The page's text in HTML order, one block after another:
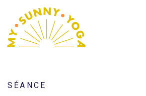
SÉANCE